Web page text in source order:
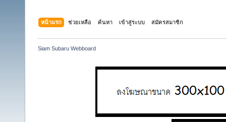
หน้าแรก ช่วยเหลือ ค้นหา เข้าสู่ระบบ สมัครสมาชิก
Siam Subaru Webboard